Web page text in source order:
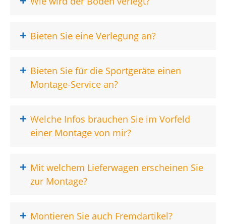
+ Bieten Sie eine Verlegung an?
+ Bieten Sie für die Sportgeräte einen
Montage-Service an?
+ Welche Infos brauchen Sie im Vorfeld
einer Montage von mir?
+ Mit welchem Lieferwagen erscheinen Sie
zur Montage?
+ Montieren Sie auch Fremdartikel?